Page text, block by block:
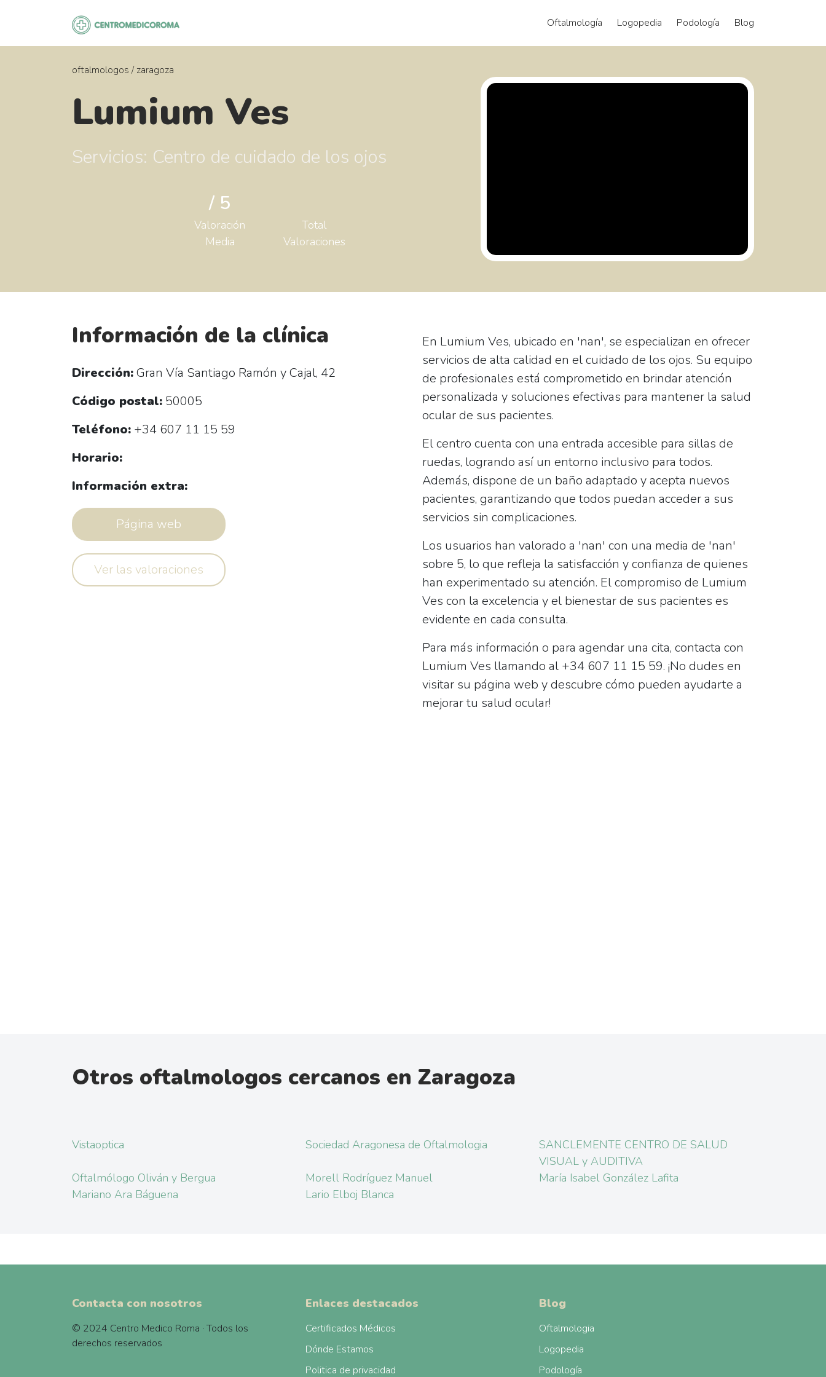
Oftalmología Logopedia Podología Blog
oftalmologos / zaragoza
Lumium Ves
Servicios: Centro de cuidado de los ojos
/ 5
Valoración
Media
Total
Valoraciones
Información de la clínica
Dirección:Gran Vía Santiago Ramón y Cajal, 42
Código postal: 50005
Teléfono: +34 607 11 15 59
Horario:
Información extra:
Página web
Ver las valoraciones
En Lumium Ves, ubicado en 'nan', se especializan en ofrecer
servicios de alta calidad en elcuidado de los ojos. Su equipo
de profesionales está comprometido en brindar atención
personalizada y soluciones efectivas para mantener la salud
ocular de sus pacientes.
El centro cuenta con una entrada accesible para sillas de
ruedas, logrando así un entorno inclusivo para todos.
Además, dispone de un baño adaptado y acepta nuevos
pacientes, garantizando que todos puedan acceder a sus
servicios sin complicaciones.
Los usuarios han valorado a 'nan' con una media de 'nan'
sobre 5, lo que refleja la satisfacción y confianza de quienes
han experimentado su atención. El compromiso de Lumium
Ves con la excelencia y el bienestar de sus pacientes es
evidente en cada consulta.
Para más información o para agendar una cita, contacta con
Lumium Ves llamando al +34 607 11 15 59. ¡No dudes en
visitar su página web y descubre cómo pueden ayudarte a
mejorar tu salud ocular!
Otros oftalmologos cercanos en Zaragoza
Vistaoptica Sociedad Aragonesa de Oftalmologia
SANCLEMENTE CENTRO DE SALUD
VISUAL y AUDITIVA
Oftalmólogo Oliván y Bergua
Morell Rodríguez Manuel
María Isabel González Lafita
Mariano Ara Báguena
Lario Elboj Blanca
Contacta con nosotros
© 2024 Centro Medico Roma · Todos los
derechos reservados
Enlaces destacados
Certificados Médicos
Dónde Estamos
Politica de privacidad
Blog
Oftalmologia
Logopedia
Podología